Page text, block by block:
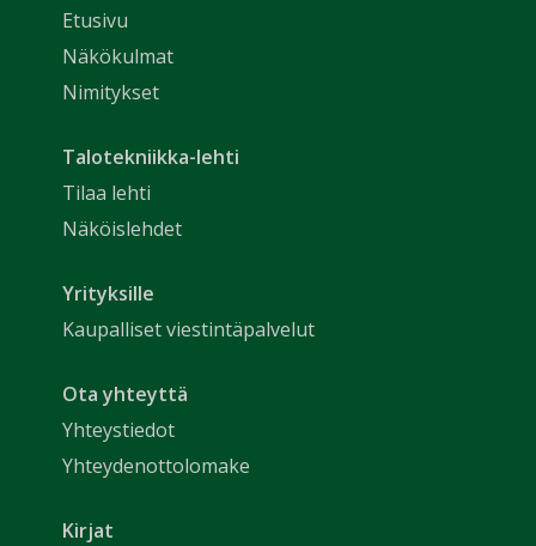
Etusivu
Näkökulmat
Nimitykset
Talotekniikka-lehti
Tilaa lehti
Näköislehdet
Yrityksille
Kaupalliset viestintäpalvelut
Ota yhteyttä
Yhteystiedot
Yhteydenottolomake
Kirjat